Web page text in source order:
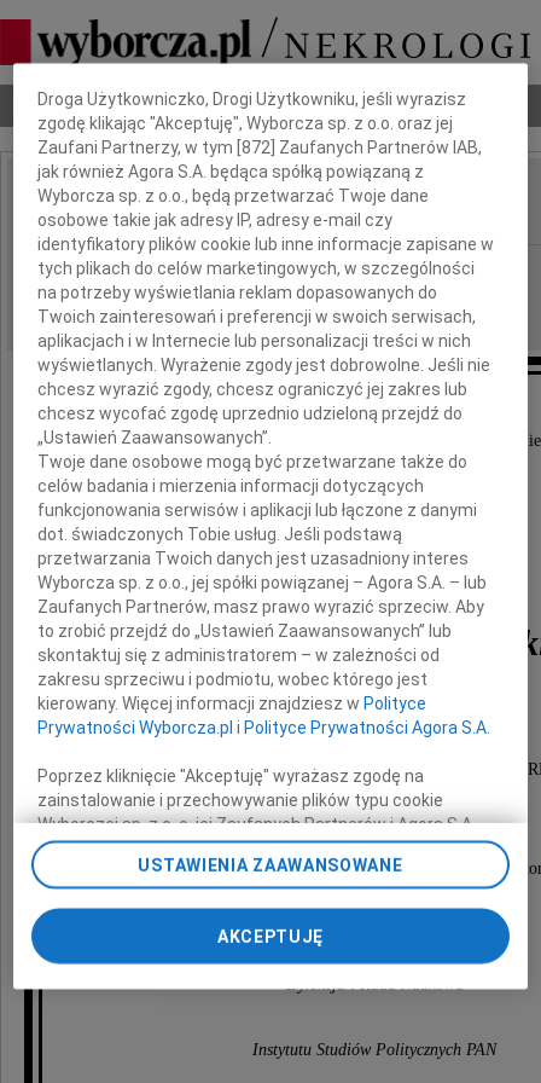
Nekrologi Odeszli Poradnik pogrzebowy
IMIĘ I NAZWISKO: Andrzej Paczkowski
REGION: cała Polska
DATA EMISJI: 08.01.2026
Z ogromnym żalem przyjęliśmy wiadomość o
prof. Andrzeja
wybitnego badacza XX w.
i działacza opozycji demokratycznej w czasach
współtwórcy naszego instytutu.
W Zmarłym żegnamy przyjaciela, kolegę i
Dyrekcja i Rada Naukowa
Instytutu Studiów Politycznych PAN
Dbamy o Twoją prywatność
Droga Użytkowniczko, Drogi Użytkowniku, jeśli wyrazisz
zgodę klikając "Akceptuję", Wyborcza sp. z o.o. oraz jej
Zaufani Partnerzy, w tym [872 ] Zaufanych Partnerów IAB,
jak również Agora S.A. będąca spółką powiązaną z
Wyborcza sp. z o.o., będą przetwarzać Twoje dane
osobowe takie jak adresy IP, adresy e-mail czy
identyfikatory plików cookie lub inne informacje zapisane w
tych plikach do celów marketingowych, w szczególności
na potrzeby wyświetlania reklam dopasowanych do
Twoich zainteresowań i preferencji w swoich serwisach,
aplikacjach i w Internecie lub personalizacji treści w nich
wyświetlanych. Wyrażenie zgody jest dobrowolne. Jeśli nie
chcesz wyrazić zgody, chcesz ograniczyć jej zakres lub
chcesz wycofać zgodę uprzednio udzieloną przejdź do
„Ustawień Zaawansowanych”.
Twoje dane osobowe mogą być przetwarzane także do
celów badania i mierzenia informacji dotyczących
funkcjonowania serwisów i aplikacji lub łączone z danymi
dot. świadczonych Tobie usług. Jeśli podstawą
przetwarzania Twoich danych jest uzasadniony interes
Wyborcza sp. z o.o., jej spółki powiązanej – Agora S.A. – lub
Zaufanych Partnerów, masz prawo wyrazić sprzeciw. Aby
to zrobić przejdź do „Ustawień Zaawansowanych” lub
skontaktuj się z administratorem – w zależności od
zakresu sprzeciwu i podmiotu, wobec którego jest
kierowany. Więcej informacji znajdziesz w Polityce
Prywatności Wyborcza.pl i Polityce Prywatności Agora S.A.
Poprzez kliknięcie "Akceptuję" wyrażasz zgodę na
zainstalowanie i przechowywanie plików typu cookie
Wyborczej sp. z o. o. jej Zaufanych Partnerów i Agora S.A.
na Twoim urządzeniu końcowym. Możesz też w każdej
chwili zmienić swoje preferencje dot. plików cookie,
preferencjami dot. przetwarzania danych poprzez
odnośnik „Ustawienia prywatności” w stopce serwisu i
przechodząc do sekcji „Ustawienia zaawansowane”.
Zmiana ustawień plików cookie możliwa jest także za
USTAWIENIA ZAAWANSOWANE
AKCEPTUJĘ